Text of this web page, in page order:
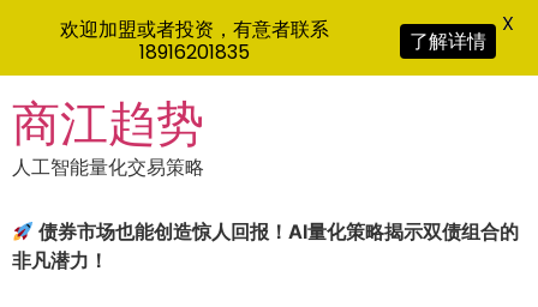
to
content
商江趋势
人工智能量化交易策略
债券市场也能创造惊人回报！AI量化策略揭示双债组合的
非凡潜力！
欢迎加盟或者投资，有意者联系
18916201835
了解详情
X